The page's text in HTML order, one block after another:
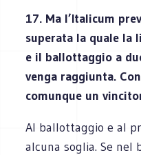
17. Ma l’Italicum
superata la quale la
e il ballottaggio a
venga raggiunta.
comunque un
Al ballottaggio e al
alcuna soglia. Se